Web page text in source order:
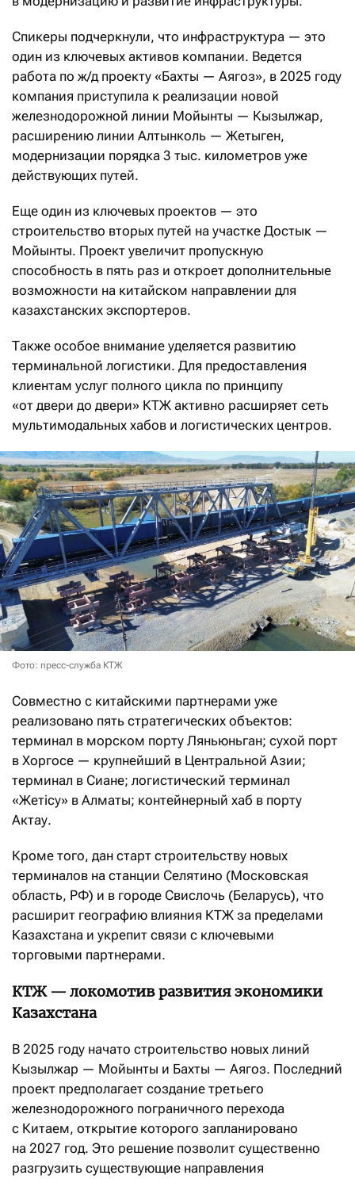
Спикеры подчеркнули, что инфраструктура — это
один из ключевых активов компании. Ведется
работа по ж/д проекту «Бахты — Аягоз», в 2025 году
компания приступила к реализации новой
железнодорожной линии Мойынты — Кызылжар,
расширению линии Алтынколь — Жетыген,
модернизации порядка 3 тыс. километров уже
действующих путей.
Еще один из ключевых проектов — это
строительство вторых путей на участке Достык —
Мойынты. Проект увеличит пропускную
способность в пять раз и откроет дополнительные
возможности на китайском направлении для
казахстанских экспортеров.
Также особое внимание уделяется развитию
терминальной логистики. Для предоставления
клиентам услуг полного цикла по принципу
«от двери до двери» КТЖ активно расширяет сеть
мультимодальных хабов и логистических центров.
Фото: пресс-служба КТЖ
Совместно с китайскими партнерами уже
реализовано пять стратегических объектов:
терминал в морском порту Ляньюньган; сухой порт
в Хоргосе — крупнейший в Центральной Азии;
терминал в Сиане; логистический терминал
«Жетісу» в Алматы; контейнерный хаб в порту
Актау.
Кроме того, дан старт строительству новых
терминалов на станции Селятино (Московская
область, РФ) и в городе Свислочь (Беларусь), что
расширит географию влияния КТЖ за пределами
Казахстана и укрепит связи с ключевыми
торговыми партнерами.
КТЖ — локомотив развития экономики
Казахстана
В 2025 году начато строительство новых линий
Кызылжар — Мойынты и Бахты — Аягоз. Последний
проект предполагает создание третьего
железнодорожного пограничного перехода
с Китаем, открытие которого запланировано
на 2027 год. Это решение позволит существенно
разгрузить существующие направления